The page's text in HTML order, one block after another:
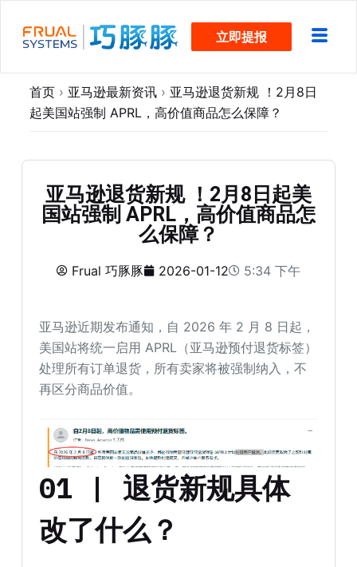
过
立即提报
首页 › 亚马逊最新资讯 › 亚马逊退货新规 ！2月8日
起美国站强制 APRL，高价值商品怎么保障？
亚马逊退货新规 ！2月8日起美
国站强制 APRL，高价值商品怎
么保障？
Frual 巧豚豚 2026-01-12 5:34 下午
亚马逊近期发布通知，自 2026 年 2 月 8 日起，
美国站将统一启用 APRL（亚马逊预付退货标签）
处理所有订单退货，所有卖家将被强制纳入，不
再区分商品价值。
01 | 退货新规具体
改了什么？